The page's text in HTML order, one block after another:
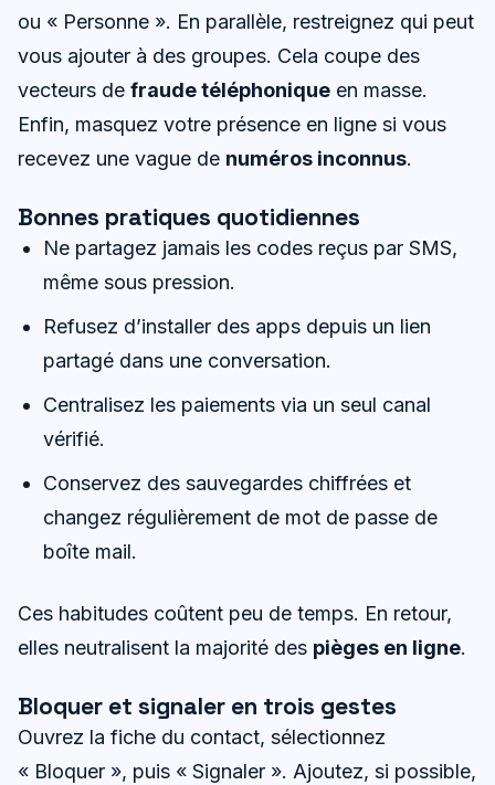
ou « Personne ». En parallèle, restreignez qui peut
vous ajouter à des groupes. Cela coupe des
vecteurs de fraude téléphonique en masse.
Enfin, masquez votre présence en ligne si vous
recevez une vague de numéros inconnus.
Bonnes pratiques quotidiennes
Ne partagez jamais les codes reçus par SMS,
même sous pression.
Refusez d’installer des apps depuis un lien
partagé dans une conversation.
Centralisez les paiements via un seul canal
vérifié.
Conservez des sauvegardes chiffrées et
changez régulièrement de mot de passe de
boîte mail.
Ces habitudes coûtent peu de temps. En retour,
elles neutralisent la majorité des pièges en ligne.
Bloquer et signaler en trois gestes
Ouvrez la fiche du contact, sélectionnez
« Bloquer », puis « Signaler ». Ajoutez, si possible,